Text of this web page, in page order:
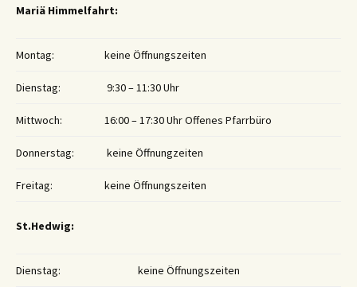
Mariä Himmelfahrt:
Montag: keine Öffnungszeiten
Dienstag: 9:30 – 11:30 Uhr
Mittwoch: 16:00 – 17:30 Uhr Offenes Pfarrbüro
Donnerstag: keine Öffnungzeiten
Freitag: keine Öffnungszeiten
St.Hedwig:
Dienstag: keine Öffnungszeiten